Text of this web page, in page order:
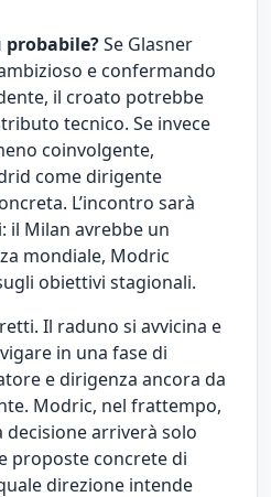
probabile?Se Glasner
e confermando
il croato potrebbe
tecnico. Se invece
coinvolgente,
come dirigente
L’incontro sarà
il Milan avrebbe un
mondiale, Modric
obiettivi stagionali.
Il raduno si avvicina e
in una fase di
e dirigenza ancora da
Modric, nel frattempo,
decisione arriverà solo
proposte concrete di
direzione intende